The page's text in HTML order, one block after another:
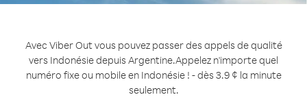
Avec Viber Out vous pouvez passer des appels de qualité
vers Indonésie depuis Argentine.Appelez n'importe quel
numéro fixe ou mobile en Indonésie ! - dès 3.9 ¢ la minute
seulement.